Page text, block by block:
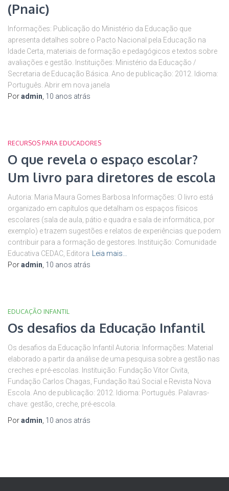
(Pnaic)
Informações: Publicação do Ministério da Educação que
apresenta detalhes sobre o Pacto Nacional pela Educação na
Idade Certa, materiais de formação e pedagógicos e textos sobre
avaliações e gestão. Instituições: Ministério da Educação /
Secretaria de Educação Básica. Ano de publicação: 2012. Idioma:
Português. Abrir em nova janela
Poradmin 10 anos atrás
RECURSOS PARA EDUCADORES
O que revela o espaço escolar?
Um livro para diretores de escola
Autoria: Maria Maura Gomes Barbosa Informações: O livro está
organizado em capítulos que detalham os espaços físicos
escolares (sala de aula, pátio e quadra e sala de informática, por
exemplo) e trazem sugestões e relatos de experiências que podem
contribuir para a formação de gestores. Instituição: Comunidade
Educativa CEDAC, Editora
Leia mais…
Poradmin 10 anos atrás
EDUCAÇÃO INFANTIL
Os desafios da Educação Infantil
Os desafios da Educação Infantil Autoria: Informações: Material
elaborado a partir da análise de uma pesquisa sobre a gestão nas
creches e pré-escolas. Instituição: Fundação Vitor Civita,
Fundação Carlos Chagas, Fundação Itaú Social e Revista Nova
Escola. Ano de publicação: 2012. Idioma: Português. Palavras-
chave: gestão, creche, pré-escola.
Poradmin 10 anos atrás